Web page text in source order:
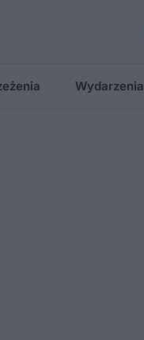
Wydarzenia